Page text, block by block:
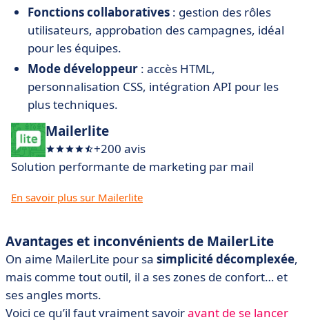
Fonctions collaboratives : gestion des rôles
utilisateurs, approbation des campagnes, idéal
pour les équipes.
Mode développeur : accès HTML,
personnalisation CSS, intégration API pour les
plus techniques.
Mailerlite
+200 avis
Solution performante de marketing par mail
En savoir plus sur Mailerlite
Avantages et inconvénients de MailerLite
On aime MailerLite pour sa simplicité décomplexée,
mais comme tout outil, il a ses zones de confort… et
ses angles morts.
Voici ce qu’il faut vraiment savoiravant de se lancer